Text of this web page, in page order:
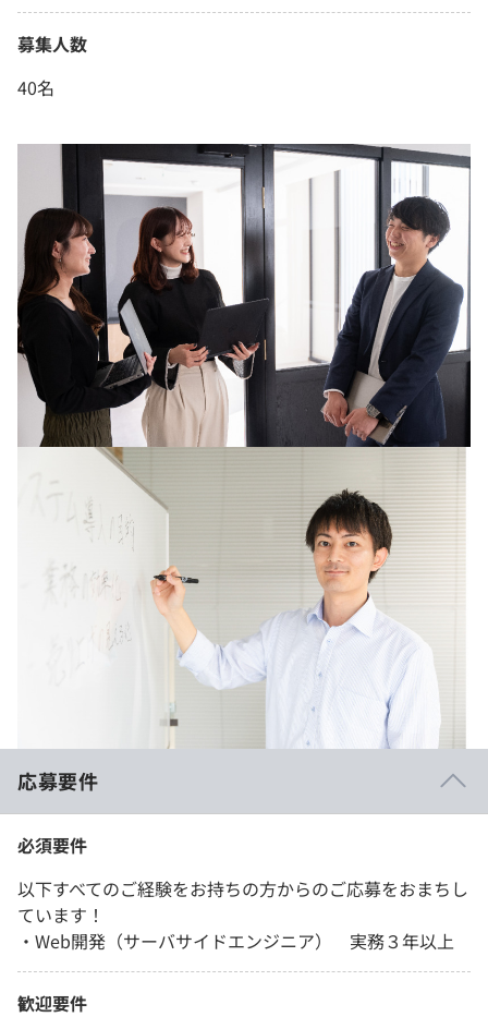
募集人数
40名
応募要件
必須要件
以下すべてのご経験をお持ちの方からのご応募をおまちし
ています！
・Web開発（サーバサイドエンジニア） 実務３年以上
歓迎要件